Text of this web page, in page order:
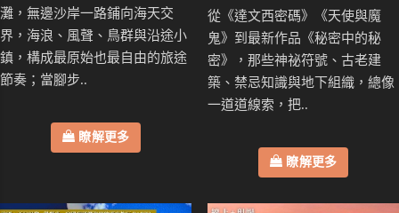
灘，無邊沙岸一路鋪向海天交
界，海浪、風聲、鳥群與沿途小
鎮，構成最原始也最自由的旅途
節奏；當腳步..
瞭解更多
從《達文西密碼》《天使與魔
鬼》到最新作品《秘密中的秘
密》，那些神祕符號、古老建
築、禁忌知識與地下組織，總像
一道道線索，把..
瞭解更多